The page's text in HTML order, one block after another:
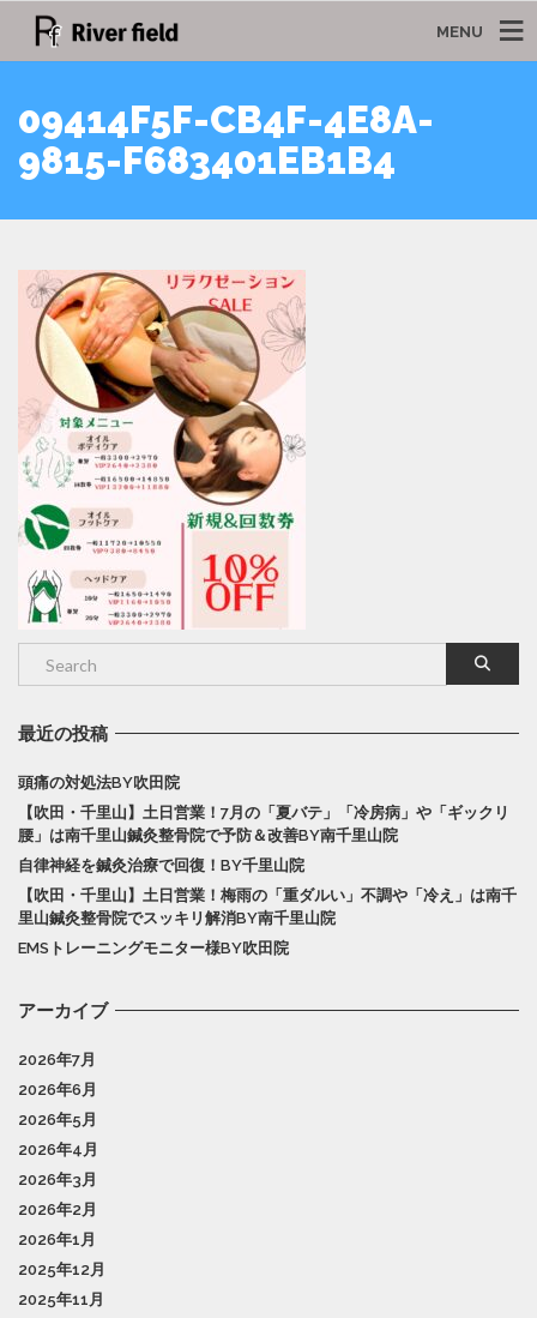
MENU
09414F5F-CB4F-4E8A-
9815-F683401EB1B4
最近の投稿
頭痛の対処法BY吹田院
【吹田・千里山】土日営業！7月の「夏バテ」「冷房病」や「ギックリ
腰」は南千里山鍼灸整骨院で予防＆改善BY南千里山院
自律神経を鍼灸治療で回復！BY千里山院
【吹田・千里山】土日営業！梅雨の「重ダルい」不調や「冷え」は南千
里山鍼灸整骨院でスッキリ解消BY南千里山院
EMSトレーニングモニター様BY吹田院
アーカイブ
2026年7月
2026年6月
2026年5月
2026年4月
2026年3月
2026年2月
2026年1月
2025年12月
2025年11月